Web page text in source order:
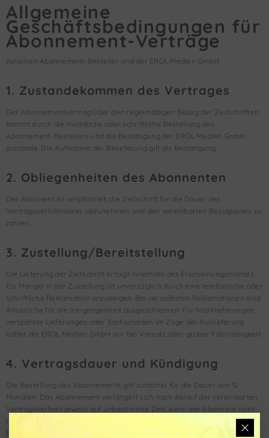
Allgemeine
Geschäftsbedingungen für
Abonnement-Verträge
zwischen Abonnement-Besteller und der EROL Medien GmbH
1. Zustandekommen des Vertrages
Der Abonnementvertrag über den regelmäßigen Bezug der Zeitschriften
kommt durch die mündliche oder schriftliche Bestellung des
Abonnement-Bestellers und die Bestätigung der EROL Medien GmbH
zustande. Die Aufnahme der Belieferung gilt als Bestätigung.
2. Obliegenheiten des Abonnenten
Der Abonnent ist verpflichtet, die Zeitschrift für die Dauer des
Vertragsverhältnisses abzunehmen und den vereinbarten Bezugspreis zu
zahlen.
3. Zustellung/Bereitstellung
Die Lieferung der Zeitschrift erfolgt innerhalb des Erscheinungsmonats.
Ein Mangel in der Zustellung ist unverzüglich durch eine telefonische oder
schriftliche Reklamation anzuzeigen. Bei verspäteten Reklamationen sind
Ansprüche für die Vergangenheit ausgeschlossen. Für Nichtlieferungen,
verspätete Lieferungen oder Sachschäden im Zuge der Auslieferung
haftet die EROL Medien GmbH nur bei Vorsatz oder grober Fahrlässigkeit.
4. Vertragsdauer und Kündigung
Die Bestellung des Abonnements gilt zunächst für die Dauer von 12
Monaten. Das Abonnement verlängert sich nach Ablauf der vereinbarten
Vertragslaufzeit jeweils auf unbestimmte Zeit, wenn der Abonnent nicht
rechtzeitig kündigt. Der Abonnent kann den Vertrag jederzeit mit einer
Frist von einem Monat zum Ende des nächsten Monats kündigen, wie es